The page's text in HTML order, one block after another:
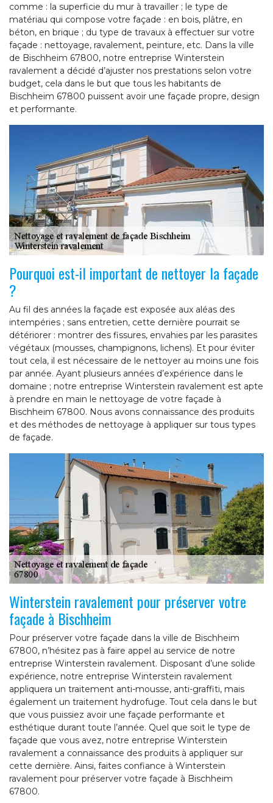
comme : la superficie du mur à travailler ; le type de
matériau qui compose votre façade : en bois, plâtre, en
béton, en brique ; du type de travaux à effectuer sur votre
façade : nettoyage, ravalement, peinture, etc. Dans la ville
de Bischheim 67800, notre entreprise Winterstein
ravalement a décidé d’ajuster nos prestations selon votre
budget, cela dans le but que tous les habitants de
Bischheim 67800 puissent avoir une façade propre, design
et performante.
Pourquoi est-il important de nettoyer la façade
?
Au fil des années la façade est exposée aux aléas des
intempéries ; sans entretien, cette dernière pourrait se
détériorer : montrer des fissures, envahies par les parasites
végétaux (mousses, champignons, lichens). Et pour éviter
tout cela, il est nécessaire de le nettoyer au moins une fois
par année. Ayant plusieurs années d’expérience dans le
domaine ; notre entreprise Winterstein ravalement est apte
à prendre en main le nettoyage de votre façade à
Bischheim 67800. Nous avons connaissance des produits
et des méthodes de nettoyage à appliquer sur tous types
de façade.
Winterstein ravalement pour préserver votre
façade à Bischheim
Pour préserver votre façade dans la ville de Bischheim
67800, n’hésitez pas à faire appel au service de notre
entreprise Winterstein ravalement. Disposant d’une solide
expérience, notre entreprise Winterstein ravalement
appliquera un traitement anti-mousse, anti-graffiti, mais
également un traitement hydrofuge. Tout cela dans le but
que vous puissiez avoir une façade performante et
esthétique durant toute l’année. Quel que soit le type de
façade que vous avez, notre entreprise Winterstein
ravalement a connaissance des produits à appliquer sur
cette dernière. Ainsi, faites confiance à Winterstein
ravalement pour préserver votre façade à Bischheim
67800.